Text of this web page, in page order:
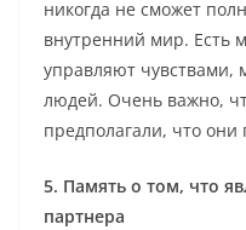
никогда не сможет
внутренний мир. Есть
управляют чувствами,
людей. Очень важно,
предполагали, что
5. Память о том, что
партнера